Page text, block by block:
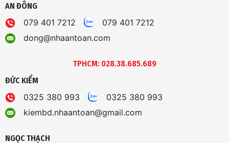
AN ĐÔNG
079 401 7212
079 401 7212
dong@nhaantoan.com
TPHCM: 028.38.685.689
ĐỨC KIỂM
0325 380 993
0325 380 993
kiembd.nhaantoan@gmail.com
NGỌC THẠCH